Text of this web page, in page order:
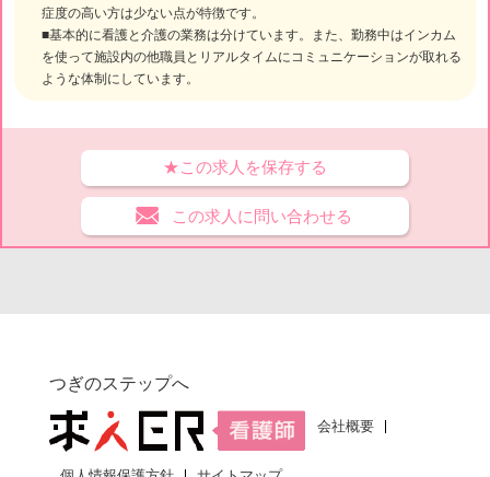
症度の高い方は少ない点が特徴です。
■基本的に看護と介護の業務は分けています。また、勤務中はインカム
を使って施設内の他職員とリアルタイムにコミュニケーションが取れる
ような体制にしています。
★この求人を保存する
この求人に問い合わせる
つぎのステップへ
会社概要